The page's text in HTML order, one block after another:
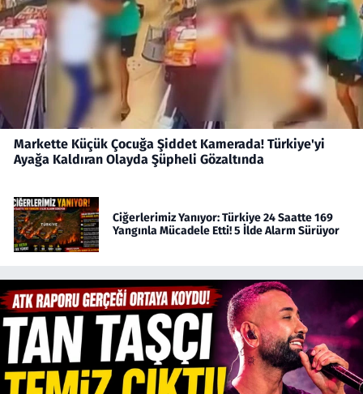
Markette Küçük Çocuğa Şiddet Kamerada! Türkiye'yi
Ayağa Kaldıran Olayda Şüpheli Gözaltında
Ciğerlerimiz Yanıyor: Türkiye 24 Saatte 169
Yangınla Mücadele Etti! 5 İlde Alarm Sürüyor